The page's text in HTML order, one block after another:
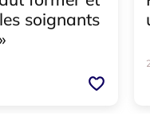
soignants